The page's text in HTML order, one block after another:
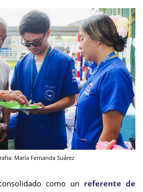
María Fernanda Suárez
como un referente de